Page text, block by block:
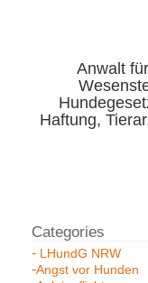
Anwalt
Haftung,
LHundG NRW
Angst vor Hunden